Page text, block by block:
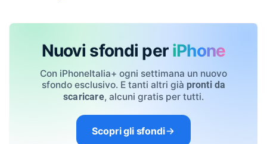
Nuovi sfondi per iPhone
Con iPhoneItalia+ ogni settimana un nuovo
sfondo esclusivo. E tanti altri già pronti da
scaricare, alcuni gratis per tutti.
Scopri gli sfondi